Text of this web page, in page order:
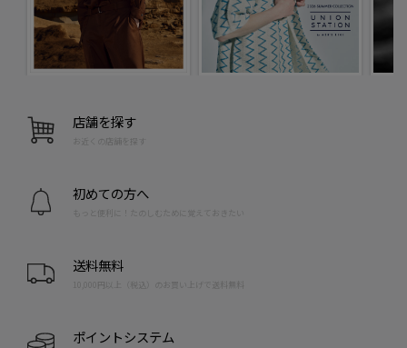
店舗を探す
お近くの店舗を探す
初めての方へ
もっと便利に！たのしむために覚えておきたい
送料無料
10,000円以上（税込）のお買い上げで送料無料
ポイントシステム